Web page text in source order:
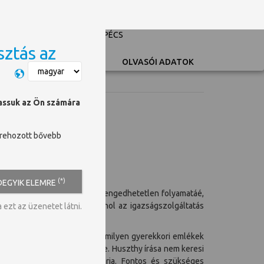
UNIVERSITY OF PÉCS
Switch language OLVASÓI ADATOK
lassú, fájdalmas, mégis elengedhetetlen folyamatáé,
csak nehezebbé tesz. Ahol az igazságszolgáltatás
sebezhetőbbé a másiknál, milyen gyerekkori emlékek
tartósan kilépni belőle. Huszthy írása nem keresi
rögös útját bejárja. Fontos és szükséges
az
az Ön számára
bővebb
ELEMRE (*)
ezt az üzenetet látni.